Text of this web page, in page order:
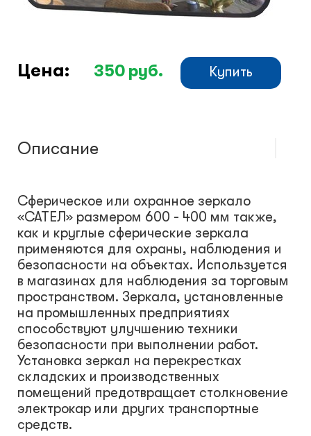
Климатический шкафы
Цена: 350 руб. Купить
Описание
Сферическое или охранное зеркало
«САТЕЛ» размером 600 - 400 мм также,
как и круглые сферические зеркала
применяются для охраны, наблюдения и
безопасности на объектах. Используется
в магазинах для наблюдения за торговым
пространством. Зеркала, установленные
на промышленных предприятиях
способствуют улучшению техники
безопасности при выполнении работ.
Установка зеркал на перекрестках
складских и производственных
помещений предотвращает столкновение
электрокар или других транспортные
средств.